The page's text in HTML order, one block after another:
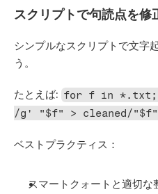
スクリプトで句読点を修
シンプルなスクリプトで文字
う。
たとえば: for f in *.txt;
/g' "$f" > cleaned/
ベストプラクティス：
スマートクォートと適切な